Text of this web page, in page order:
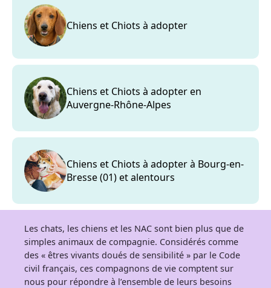
Chiens et Chiots à adopter
Chiens et Chiots à adopter en
Auvergne-Rhône-Alpes
Chiens et Chiots à adopter à Bourg-en-
Bresse (01) et alentours
Les chats, les chiens et les NAC sont bien plus que de
simples animaux de compagnie. Considérés comme
des « êtres vivants doués de sensibilité » par le Code
civil français, ces compagnons de vie comptent sur
nous pour répondre à l’ensemble de leurs besoins